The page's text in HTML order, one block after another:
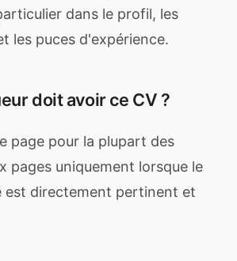
dans le profil, les
les puces d'expérience.
doit avoir ce CV ?
page pour la plupart des
pages uniquement lorsque le
est directement pertinent et